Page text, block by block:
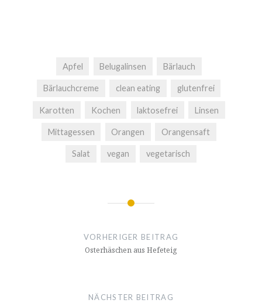
Apfel Belugalinsen Bärlauch
Bärlauchcreme clean eating glutenfrei
Karotten Kochen laktosefrei Linsen
Mittagessen Orangen Orangensaft
Salat vegan vegetarisch
Beitragsnavigation
VORHERIGER BEITRAG
Osterhäschen aus Hefeteig
NÄCHSTER BEITRAG